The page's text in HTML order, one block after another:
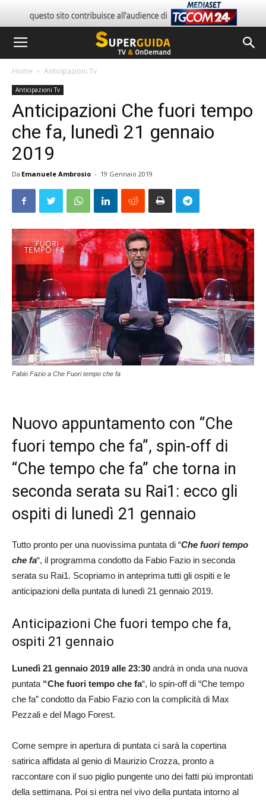
Home Anticipazioni Tv
Anticipazioni Tv
Anticipazioni Che fuori tempo
che fa, lunedì 21 gennaio
2019
Da Emanuele Ambrosio - 19 Gennaio 2019
Fabio Fazio a Che Fuori tempo che fa
Nuovo appuntamento con “Che
fuori tempo che fa”, spin-off di
“Che tempo che fa” che torna in
seconda serata su Rai1: ecco gli
ospiti di lunedì 21 gennaio
Tutto pronto per una nuovissima puntata di “Che fuori tempo
che fa“, il programma condotto da Fabio Fazio in seconda
serata su Rai1. Scopriamo in anteprima tutti gli ospiti e le
anticipazioni della puntata di lunedì 21 gennaio 2019.
Anticipazioni Che fuori tempo che fa,
ospiti 21 gennaio
Lunedì 21 gennaio 2019 alle 23:30 andrà in onda una nuova
puntata “Che fuori tempo che fa“, lo spin-off di “Che tempo
che fa” condotto da Fabio Fazio con la complicità di Max
Pezzali e del Mago Forest.
Come sempre in apertura di puntata ci sarà la copertina
satirica affidata al genio di Maurizio Crozza, pronto a
raccontare con il suo piglio pungente uno dei fatti più improntati
della settimana. Poi si entra nel vivo della puntata intorno al